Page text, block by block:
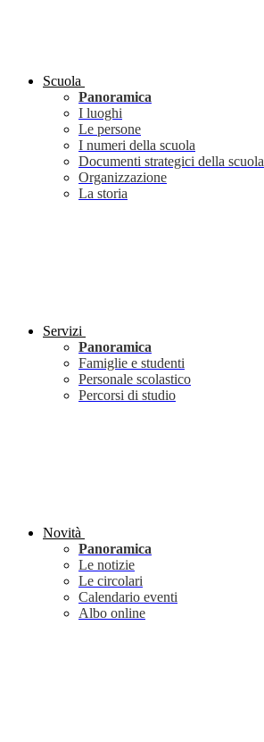
Scuola
Panoramica
I luoghi
Le persone
I numeri della scuola
Documenti strategici della scuola
Organizzazione
La storia
Servizi
Panoramica
Famiglie e studenti
Personale scolastico
Percorsi di studio
Novità
Panoramica
Le notizie
Le circolari
Calendario eventi
Albo online